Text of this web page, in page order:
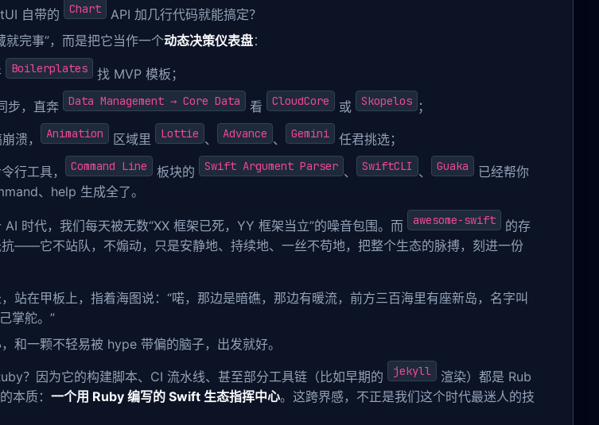
自带的
Chart
API 加几行代码就能搞定？
就完事”，而是把它当作一个动态决策仪表盘：
Boilerplates 找 MVP 模板；
步，直奔 Data Management → Core Data 看 CloudCore 或 Skopelos ；
溃， Animation 区域里 Lottie 、 Advance 、 Gemini 任君挑选；
行工具， Command Line 板块的 Swift Argument Parser 、 SwiftCLI 、 Guaka
已经帮你
、help 生成全了。
时代，我们每天被无数“XX 框架已死，YY 框架当立”的噪音包围。而 awesome-swift
的存
——它不站队，不煽动，只是安静地、持续地、一丝不苟地，把整个生态的脉搏，刻进一份
站在甲板上，指着海图说：“喏，那边是暗礁，那边有暖流，前方三百海里有座新岛，名字叫
掌舵。”
和一颗不轻易被 hype 带偏的脑子，出发就好。
？因为它的构建脚本、CI 流水线、甚至部分工具链（比如早期的 jekyll
渲染）都是 Rub
本质： 一个用 Ruby 编写的 Swift 生态指挥中心。这跨界感，不正是我们这个时代最迷人的技